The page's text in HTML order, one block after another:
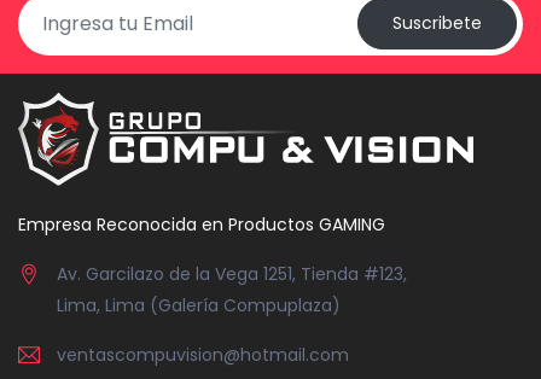
Suscribete
Empresa Reconocida en Productos GAMING
Av. Garcilazo de la Vega 1251, Tienda #123,
Lima, Lima (Galería Compuplaza)
ventascompuvision@hotmail.com